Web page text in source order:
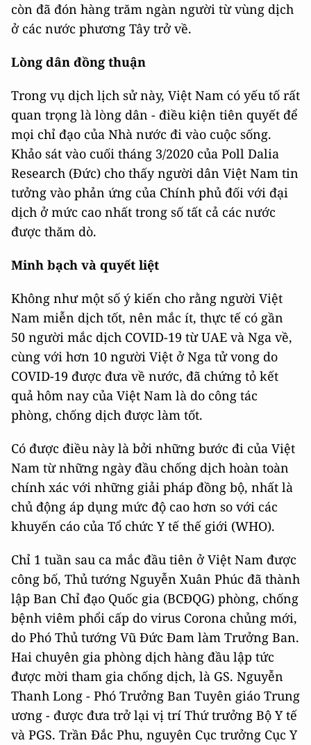
còn đã đón hàng trăm ngàn người từ vùng dịch
ở các nước phương Tây trở về.
Lòng dân đồng thuận
Trong vụ dịch lịch sử này, Việt Nam có yếu tố rất
quan trọng là lòng dân - điều kiện tiên quyết để
mọi chỉ đạo của Nhà nước đi vào cuộc sống.
Khảo sát vào cuối tháng 3/2020 của Poll Dalia
Research (Đức) cho thấy người dân Việt Nam tin
tưởng vào phản ứng của Chính phủ đối với đại
dịch ở mức cao nhất trong số tất cả các nước
được thăm dò.
Minh bạch và quyết liệt
Không như một số ý kiến cho rằng người Việt
Nam miễn dịch tốt, nên mắc ít, thực tế có gần
50 người mắc dịch COVID-19 từ UAE và Nga về,
cùng với hơn 10 người Việt ở Nga tử vong do
COVID-19 được đưa về nước, đã chứng tỏ kết
quả hôm nay của Việt Nam là do công tác
phòng, chống dịch được làm tốt.
Có được điều này là bởi những bước đi của Việt
Nam từ những ngày đầu chống dịch hoàn toàn
chính xác với những giải pháp đồng bộ, nhất là
chủ động áp dụng mức độ cao hơn so với các
khuyến cáo của Tổ chức Y tế thế giới (WHO).
Chỉ 1 tuần sau ca mắc đầu tiên ở Việt Nam được
công bố, Thủ tướng Nguyễn Xuân Phúc đã thành
lập Ban Chỉ đạo Quốc gia (BCĐQG) phòng, chống
bệnh viêm phổi cấp do virus Corona chủng mới,
do Phó Thủ tướng Vũ Đức Đam làm Trưởng Ban.
Hai chuyên gia phòng dịch hàng đầu lập tức
được mời tham gia chống dịch, là GS. Nguyễn
Thanh Long - Phó Trưởng Ban Tuyên giáo Trung
ương - được đưa trở lại vị trí Thứ trưởng Bộ Y tế
và PGS. Trần Đắc Phu, nguyên Cục trưởng Cục Y